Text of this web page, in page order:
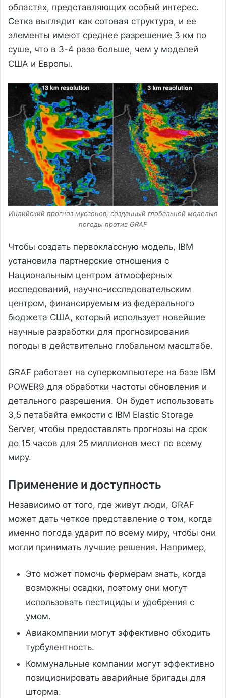
областях, представляющих особый интерес.
Сетка выглядит как сотовая структура, и ее
элементы имеют среднее разрешение 3 км по
суше, что в 3-4 раза больше, чем у моделей
США и Европы.
Индийский прогноз муссонов, созданный глобальной моделью
погоды против GRAF
Чтобы создать первоклассную модель, IBM
установила партнерские отношения с
Национальным центром атмосферных
исследований, научно-исследовательским
центром, финансируемым из федерального
бюджета США, который использует новейшие
научные разработки для прогнозирования
погоды в действительно глобальном масштабе.
GRAF работает на суперкомпьютере на базе IBM
POWER9 для обработки частоты обновления и
детального разрешения. Он будет использовать
3,5 петабайта емкости с IBM Elastic Storage
Server, чтобы предоставлять прогнозы на срок
до 15 часов для 25 миллионов мест по всему
миру.
Применение и доступность
Независимо от того, где живут люди, GRAF
может дать четкое представление о том, когда
именно погода ударит по всему миру, чтобы они
могли принимать лучшие решения. Например,
Это может помочь фермерам знать, когда
возможны осадки, поэтому они могут
использовать пестициды и удобрения с
умом.
Авиакомпании могут эффективно обходить
турбулентность.
Коммунальные компании могут эффективно
позиционировать аварийные бригады для
шторма.